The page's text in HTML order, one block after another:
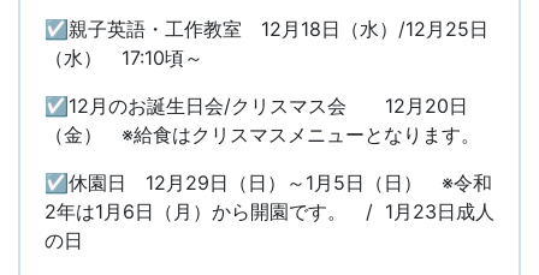
☑親子英語・工作教室 12月18日（水）/12月25日
（水） 17:10頃～
☑12月のお誕生日会/クリスマス会 12月20日
（金） ※給食はクリスマスメニューとなります。
☑休園日 12月29日（日）～1月5日（日） ※令和
2年は1月6日（月）から開園です。 / 1月23日成人
の日